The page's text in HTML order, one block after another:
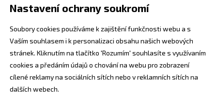
Nastavení ochrany soukromí
Soubory cookies používáme k zajištění funkčnosti webu a s
Vaším souhlasem i k personalizaci obsahu našich webových
stránek. Kliknutím na tlačítko 'Rozumím' souhlasíte s využívaním
cookies a předáním údajů o chování na webu pro zobrazení
cílené reklamy na sociálních sítích nebo v reklamních sítích na
dalších webech.